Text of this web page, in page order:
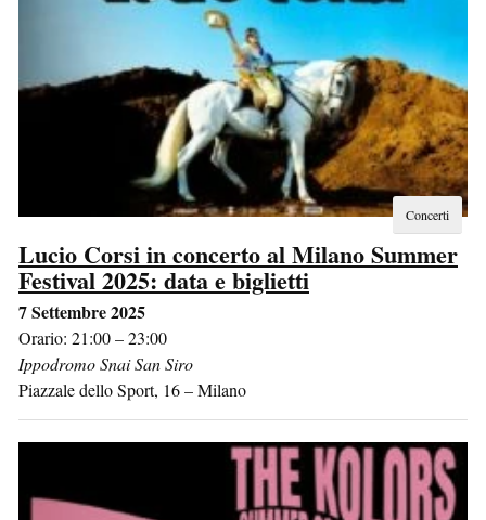
Concerti
Lucio Corsi in concerto al Milano Summer
Festival 2025: data e biglietti
7 Settembre 2025
Orario: 21:00 – 23:00
Ippodromo Snai San Siro
Piazzale dello Sport, 16–Milano